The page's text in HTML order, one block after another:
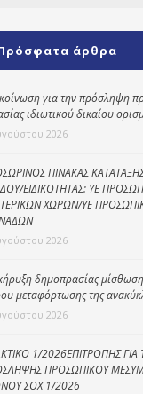
Kοινωνικό
φαρμακείο
Πρόγραμμα
“Βοήθεια στο σπίτι”
Κέντρο Ημερήσιας
Φροντίδας
Ηλικιωμένων
(Κ.Η.Φ.Η.) Πρέβεζας
άρθρα
για την πρόσληψη
ιδιωτικού δικαίου
2026
ΠΙΝΑΚΑΣ
ΕΙΔΙΚΟΤΗΤΑΣ: ΥΕ
ΧΩΡΩΝ/ΥΕ
2026
δημοπρασίας
μεταφόρτωσης της
2026
1/2026ΕΠΙΤΡΟΠΗΣ
ΠΡΟΣΩΠΙΚΟΥ
ΣΟΧ 1/2026